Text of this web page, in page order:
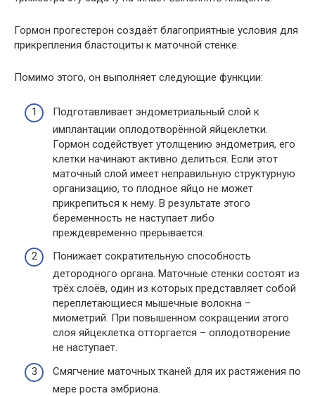
Гормон прогестерон создаёт благоприятные условия для
прикрепления бластоциты к маточной стенке.
Помимо этого, он выполняет следующие функции:
Подготавливает эндометриальный слой к
имплантации оплодотворённой яйцеклетки.
Гормон содействует утолщению эндометрия, его
клетки начинают активно делиться. Если этот
маточный слой имеет неправильную структурную
организацию, то плодное яйцо не может
прикрепиться к нему. В результате этого
беременность не наступает либо
преждевременно прерывается.
Понижает сократительную способность
детородного органа. Маточные стенки состоят из
трёх слоёв, один из которых представляет собой
переплетающиеся мышечные волокна –
миометрий. При повышенном сокращении этого
слоя яйцеклетка отторгается – оплодотворение
не наступает.
Смягчение маточных тканей для их растяжения по
мере роста эмбриона.